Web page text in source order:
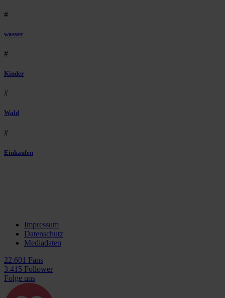
#
wasser
#
Kinder
#
Wald
#
Einkaufen
Impressum
Datenschutz
Mediadaten
22.601 Fans
3.415 Follower
Folge uns